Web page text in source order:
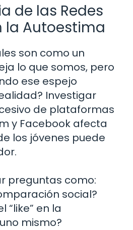
de las Redes
la Autoestima
son como un
lo que somos, pero
ese espejo
Investigar
de plataformas
y Facebook afecta
los jóvenes puede
preguntas como:
social?
“like” en la
mismo?